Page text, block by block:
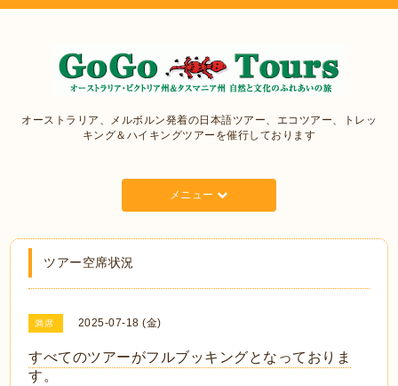
オーストラリア、メルボルン発着の日本語ツアー、エコツアー、トレッ
キング＆ハイキングツアーを催行しております
メニュー
ツアー空席状況
満席 2025-07-18 (金)
すべてのツアーがフルブッキングとなっておりま
す。